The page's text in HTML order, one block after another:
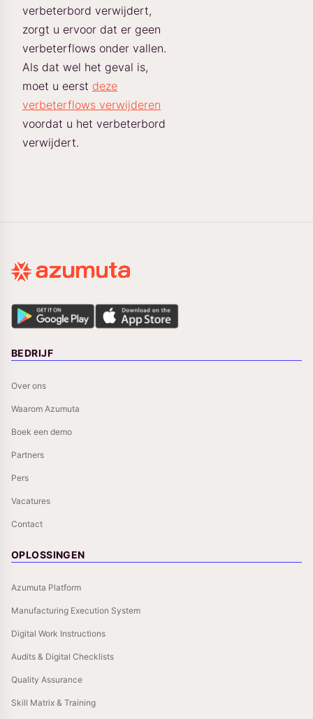
verbeterbord verwijdert,
zorgt u ervoor dat er geen
verbeterflows onder vallen.
Als dat wel het geval is,
moet u eerst deze
verbeterflows verwijderen
voordat u het verbeterbord
verwijdert.
BEDRIJF
Over ons
Waarom Azumuta
Boek een demo
Partners
Pers
Vacatures
Contact
OPLOSSINGEN
Azumuta Platform
Manufacturing Execution System
Digital Work Instructions
Audits & Digital Checklists
Quality Assurance
Skill Matrix & Training